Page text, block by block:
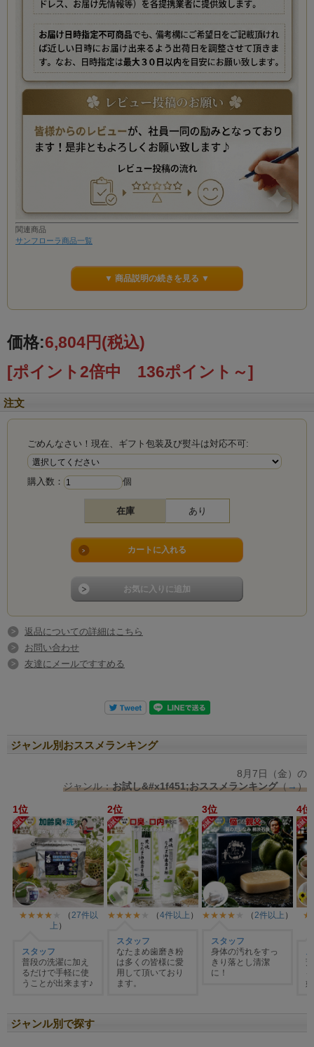
関連商品
サンフローラ商品一覧
▼ 商品説明の続きを見る ▼
価格:6,804円(税込)
[ポイント2倍中 136ポイント～]
注文
ごめんなさい！現在、ギフト包装及び熨斗は対応不可:
購入数： 個
在庫 あり
返品についての詳細はこちら
お問い合わせ
友達にメールですすめる
ジャンル別おススメランキング
ジャンル別で探す